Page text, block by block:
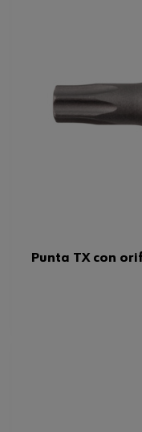
Código del sistema
Peso del producto (por
Punta TX con